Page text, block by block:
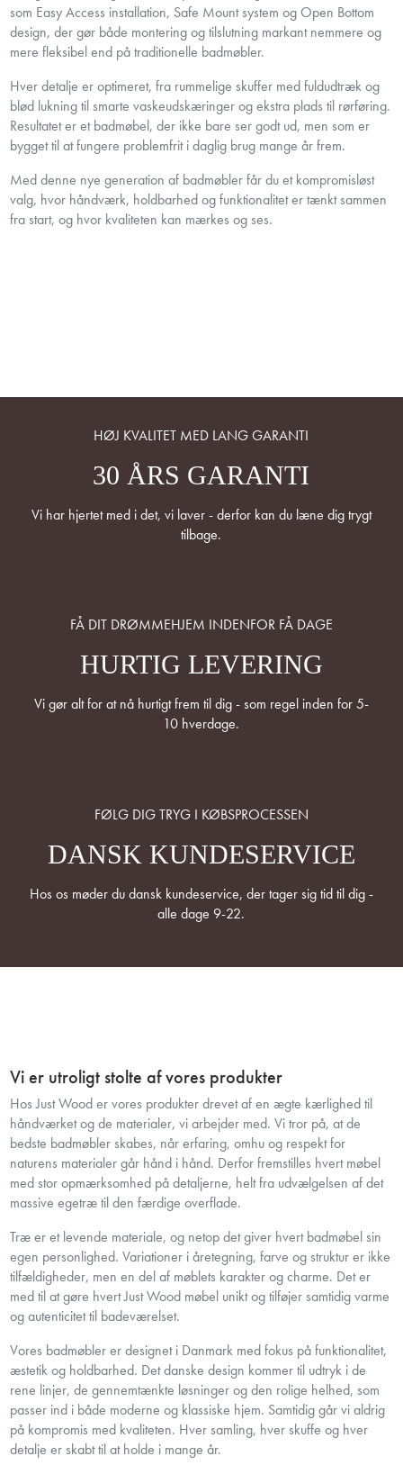
som Easy Access installation, Safe Mount system og Open Bottom
design, der gør både montering og tilslutning markant nemmere og
mere fleksibel end på traditionelle badmøbler.
Hver detalje er optimeret, fra rummelige skuffer med fuldudtræk og
blød lukning til smarte vaskeudskæringer og ekstra plads til rørføring.
Resultatet er et badmøbel, der ikke bare ser godt ud, men som er
bygget til at fungere problemfrit i daglig brug mange år frem.
Med denne nye generation af badmøbler får du et kompromisløst
valg, hvor håndværk, holdbarhed og funktionalitet er tænkt sammen
fra start, og hvor kvaliteten kan mærkes og ses.
HØJ KVALITET MED LANG GARANTI
30 ÅRS GARANTI
Vi har hjertet med i det, vi laver - derfor kan du læne dig trygt
tilbage.
FÅ DIT DRØMMEHJEM INDENFOR FÅ DAGE
HURTIG LEVERING
Vi gør alt for at nå hurtigt frem til dig - som regel inden for 5-
10 hverdage.
FØLG DIG TRYG I KØBSPROCESSEN
DANSK KUNDESERVICE
Hos os møder du dansk kundeservice, der tager sig tid til dig -
alle dage 9-22.
Vi er utroligt stolte af vores produkter
Hos Just Wood er vores produkter drevet af en ægte kærlighed til
håndværket og de materialer, vi arbejder med. Vi tror på, at de
bedste badmøbler skabes, når erfaring, omhu og respekt for
naturens materialer går hånd i hånd. Derfor fremstilles hvert møbel
med stor opmærksomhed på detaljerne, helt fra udvælgelsen af det
massive egetræ til den færdige overflade.
Træ er et levende materiale, og netop det giver hvert badmøbel sin
egen personlighed. Variationer i åretegning, farve og struktur er ikke
tilfældigheder, men en del af møblets karakter og charme. Det er
med til at gøre hvert Just Wood møbel unikt og tilføjer samtidig varme
og autenticitet til badeværelset.
Vores badmøbler er designet i Danmark med fokus på funktionalitet,
æstetik og holdbarhed. Det danske design kommer til udtryk i de
rene linjer, de gennemtænkte løsninger og den rolige helhed, som
passer ind i både moderne og klassiske hjem. Samtidig går vi aldrig
på kompromis med kvaliteten. Hver samling, hver skuffe og hver
detalje er skabt til at holde i mange år.